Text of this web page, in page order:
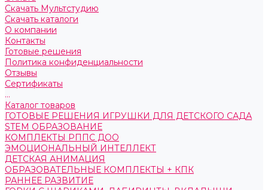
Скачать Мультстудию
Скачать каталоги
О компании
Контакты
Готовые решения
Политика конфиденциальности
Отзывы
Сертификаты
...
Каталог товаров
ГОТОВЫЕ РЕШЕНИЯ ИГРУШКИ ДЛЯ ДЕТСКОГО САДА
STEM ОБРАЗОВАНИЕ
КОМПЛЕКТЫ РППС ДОО
ЭМОЦИОНАЛЬНЫЙ ИНТЕЛЛЕКТ
ДЕТСКАЯ АНИМАЦИЯ
ОБРАЗОВАТЕЛЬНЫЕ КОМПЛЕКТЫ + КПК
РАННЕЕ РАЗВИТИЕ